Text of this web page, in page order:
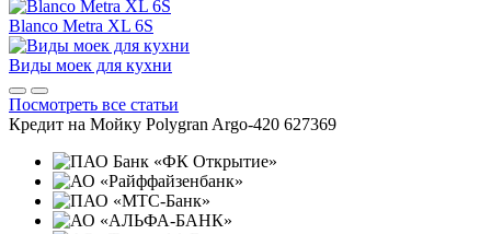
Blanco Metra XL 6S
Виды моек для кухни
Посмотреть все статьи
Кредит на Мойку Polygran Argo-420 627369